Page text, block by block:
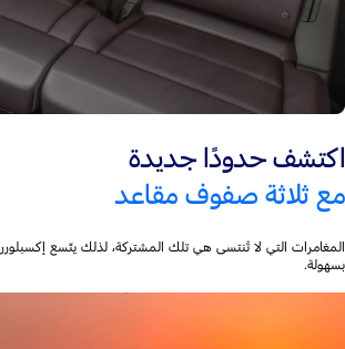
اكتشف حدودًا جديدة
مع ثلاثة صفوف مقاعد
المغامرات التي لا تُنتسى هي تلك المشتركة، لذلك يتّسع إكسبلورر
بسهولة.